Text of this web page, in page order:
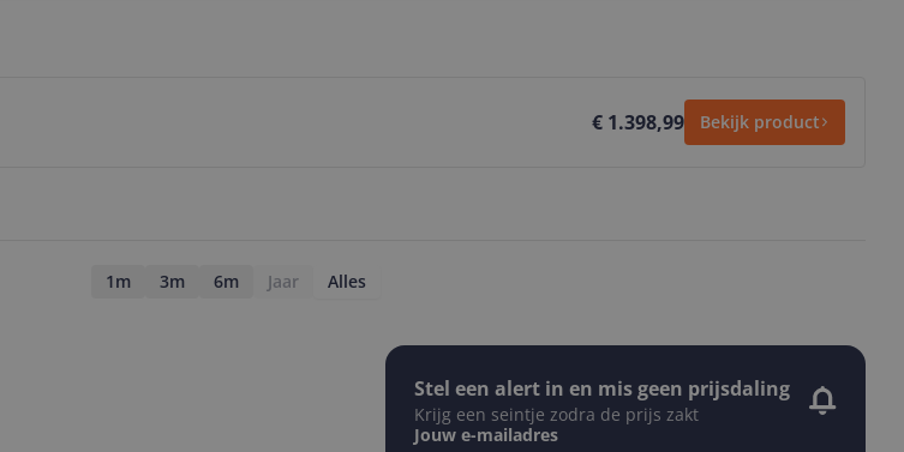
€ 1.398,99 Bekijk product
1m 3m 6m Jaar Alles
Stel een alert in en mis geen prijsdaling
Krijg een seintje zodra de prijs zakt
Jouw e-mailadres